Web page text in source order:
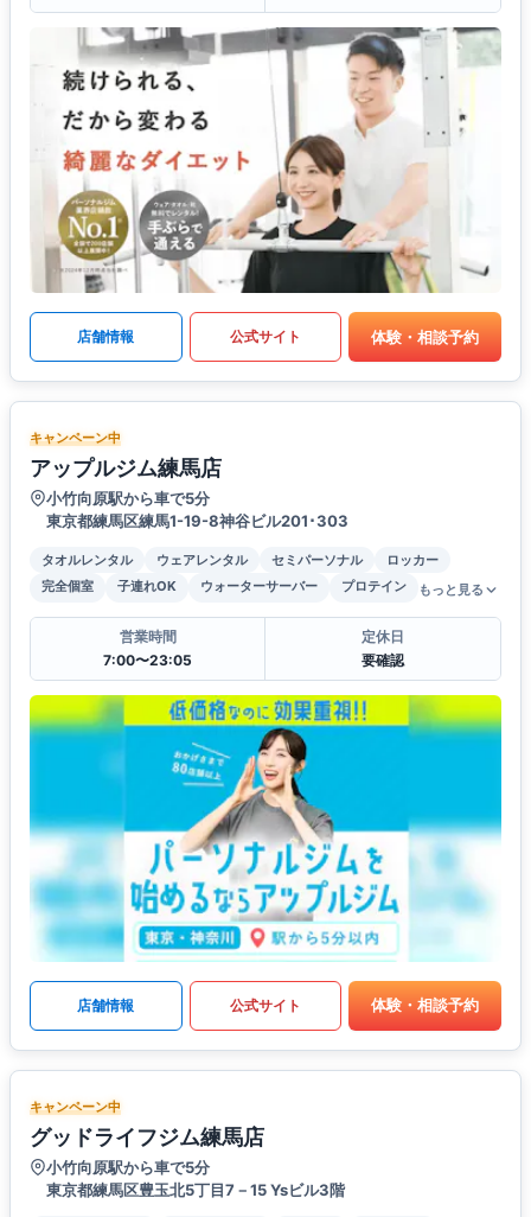
店舗情報 公式サイト 体験・相談予約
キャンペーン中
アップルジム練馬店
小竹向原駅から車で5分
東京都練馬区練馬1-19-8神谷ビル201･303
タオルレンタル ウェアレンタル セミパーソナル
ロッカー
完全個室
子連れOK ウォーターサーバー プロテイン もっと見る
営業時間
7:00〜23:05
定休日
要確認
店舗情報 公式サイト 体験・相談予約
キャンペーン中
グッドライフジム練馬店
小竹向原駅から車で5分
東京都練馬区豊玉北5丁目7－15 Ysビル3階